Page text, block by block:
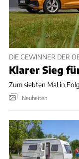
DIE GEWINNER DER
Klarer Sieg
Zum siebten Mal in
Neuheiten